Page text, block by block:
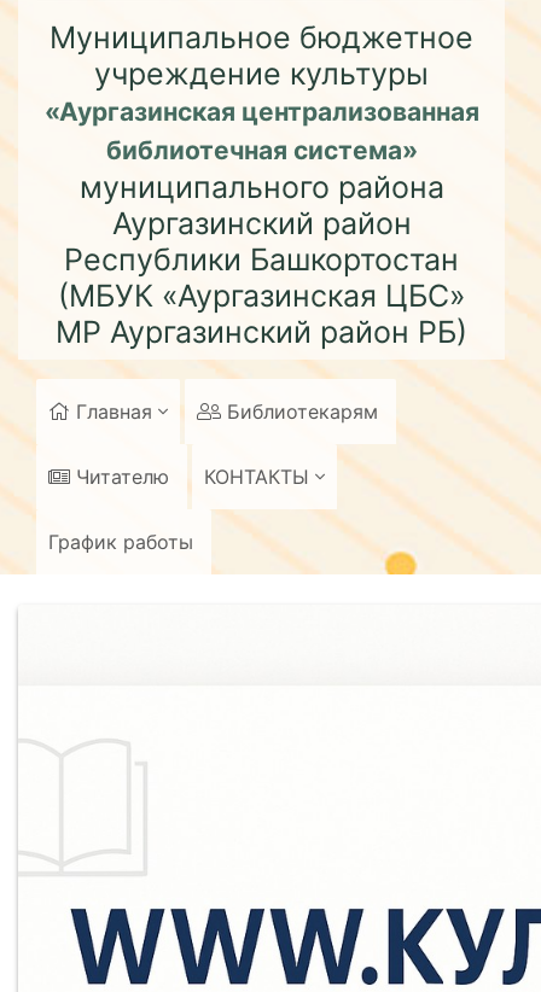
Муниципальное бюджетное
учреждение культуры
«Аургазинская централизованная
библиотечная система»
муниципального района
Аургазинский район
Республики Башкортостан
(МБУК «Аургазинская ЦБС»
МР Аургазинский район РБ)
Главная Библиотекарям
Читателю КОНТАКТЫ
График работы